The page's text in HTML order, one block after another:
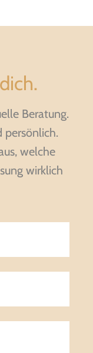
Beratung.
welche
wirklich